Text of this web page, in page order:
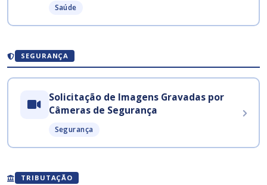
Saúde
SEGURANÇA
Solicitação de Imagens Gravadas por
Câmeras de Segurança
Segurança
TRIBUTAÇÃO